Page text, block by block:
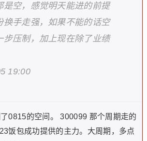
是空，感觉明天能进的前提
换手走强，如果不能的话空
步压制，加上现在除了业绩
19:00
0815的空间。 300099 那个周期走的
饭包成功提供的主力。大周期，多点